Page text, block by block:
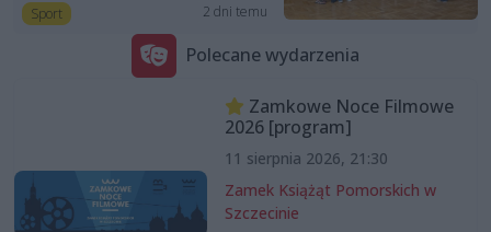
Sport 2 dni temu
Polecane wydarzenia
Zamkowe Noce Filmowe
2026 [program]
11 sierpnia 2026, 21:30
Zamek Książąt Pomorskich w
Szczecinie